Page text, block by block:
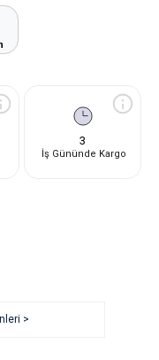
3
İş Gününde Kargo
>